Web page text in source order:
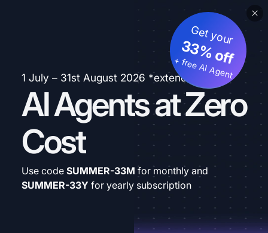
1 July – 31st August 2026 *extended
AI Agents at Zero
Cost
Get your
33% off
+ free AI Agent
Use code SUMMER-33M for monthly and
SUMMER-33Y for yearly subscription